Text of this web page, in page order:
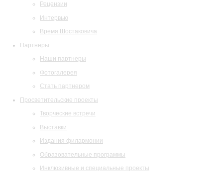
Рецензии
Интервью
Время Шостаковича
Партнеры
Наши партнеры
Фотогалерея
Стать партнером
Просветительские проекты
Творческие встречи
Выставки
Издания филармонии
Образовательные программы
Инклюзивные и специальные проекты